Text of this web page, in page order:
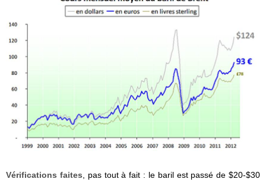
Vérifications faites, pas tout à fait : le baril est passé de $20-$30